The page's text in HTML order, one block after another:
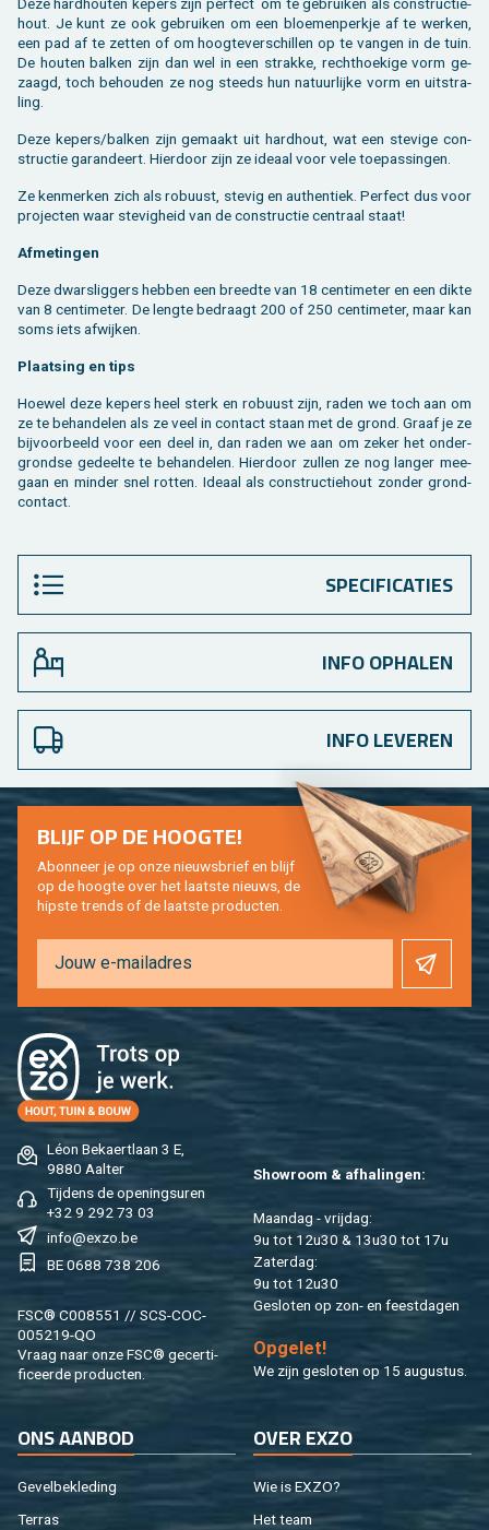
hout. Je kunt ze ook ge­brui­ken om een bloe­men­perk­je af te wer­ken,
een pad af te zet­ten of om hoog­te­ver­schil­len op te van­gen in de tuin.
De hou­ten bal­ken zijn dan wel in een strak­ke, recht­hoe­ki­ge vorm ge­
zaagd, toch be­hou­den ze nog steeds hun na­tuur­lij­ke vorm en uit­stra­
ling.
Deze ke­pers/bal­ken zijn ge­maakt uit hard­hout, wat een ste­vi­ge con­
struc­tie ga­ran­deert. Hier­door zijn ze ide­aal voor vele toe­pas­sin­gen.
Ze ken­mer­ken zich als ro­buust, ste­vig en au­then­tiek. Per­fect dus voor
pro­jec­ten waar ste­vig­heid van de con­struc­tie cen­traal staat!
Af­me­tin­gen
Deze dwars­lig­gers heb­ben een breed­te van 18 cen­ti­me­ter en een dikte
van 8 cen­ti­me­ter. De leng­te be­draagt 200 of 250 cen­ti­me­ter, maar kan
soms iets af­wij­ken.
Plaat­sing en tips
Hoe­wel deze ke­pers heel sterk en ro­buust zijn, raden we toch aan om
ze te be­han­de­len als ze veel in con­tact staan met de grond. Graaf je ze
bij­voor­beeld voor een deel in, dan raden we aan om zeker het on­der­
grond­se ge­deel­te te be­han­de­len. Hier­door zul­len ze nog lan­ger mee­
gaan en min­der snel rot­ten. Ide­aal als con­struc­tie­hout zon­der grond­
con­tact.
SPECIFICATIES
INFO OPHALEN
INFO LEVEREN
Léon Be­kaert­laan 3 E,
9880 Aal­ter
Tij­dens de ope­nings­uren
+32 9 292 73 03
info@​exzo.​be
BE 0688 738 206
FSC® C008551 // SCS-COC-
005219-QO
Vraag naar onze FSC® ge­cer­ti­
fi­ceer­de pro­duc­ten.
Show­room & af­ha­lin­gen:
Maan­dag - vrij­dag:
9u tot 12u30 & 13u30 tot 17u
Za­ter­dag:
9u tot 12u30
Ge­slo­ten op zon- en feest­da­gen
Op­ge­let!
We zijn ge­slo­ten op 15 au­gus­tus.
BLIJF OP DE HOOG­TE!
Abon­neer je op onze nieuws­brief en blijf
op de hoog­te over het laat­ste nieuws, de
hip­s­te trends of de laat­ste pro­duc­ten.
ONS AAN­BOD
Ge­vel­be­kle­ding
Ter­ras
OVER EXZO
Wie is EXZO?
Het team